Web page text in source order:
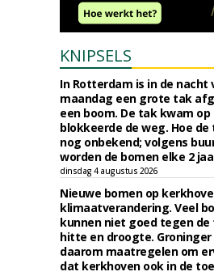
KNIPSELS
In Rotterdam is in de nacht
maandag een grote tak
een boom. De tak kwam
blokkeerde de weg. Hoe
nog onbekend; volgens
worden de bomen elke 2
dinsdag 4 augustus 2026
Nieuwe bomen op
klimaatverandering. Veel
kunnen niet goed tegen de
hitte en droogte.
daarom maatregelen om
dat kerkhoven ook in de